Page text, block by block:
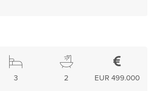
EUR 499.000
2
3